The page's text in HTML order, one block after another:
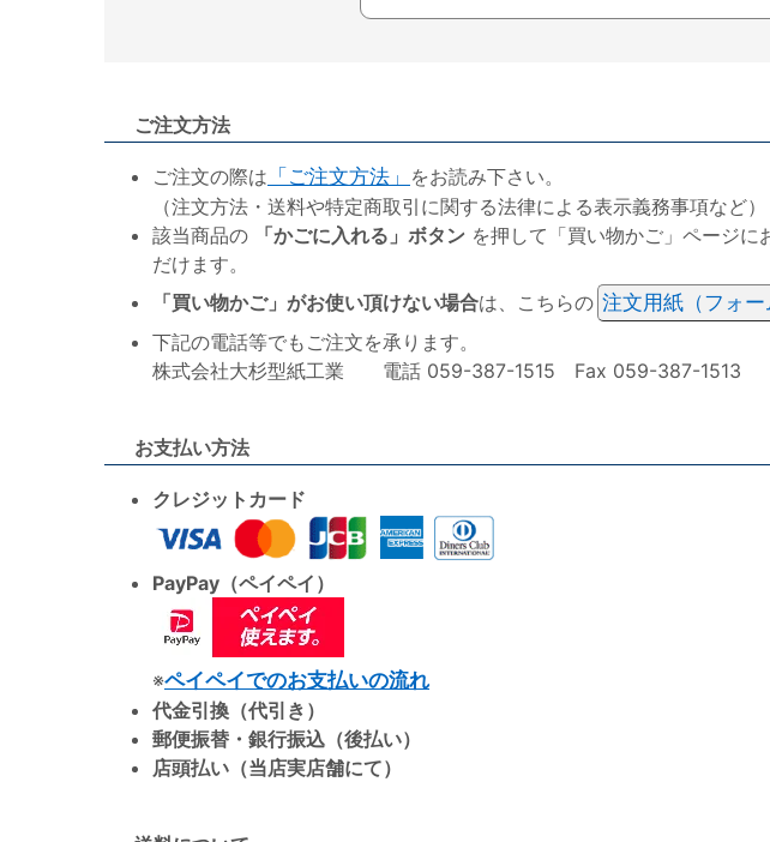
ご注文方法
ご注文の際は 「ご注文方法」 をお読み下さい。
（注文方法・送料や特定商取引に関する法律による表示義務事項など）
該当商品の
「かごに入れる」ボタン を押して「買い物かご」ページ
だけます。
「買い物かご」がお使い頂けない場合は、こちらの 注文用紙（フォー
下記の電話等でもご注文を承ります。
株式会社大杉型紙工業 電話 059-387-1515 Fax 059-387-1513
お支払い方法
クレジットカード
PayPay（ペイペイ）
※ペイペイでのお支払いの流れ
代金引換（代引き）
郵便振替・銀行振込（後払い）
店頭払い（当店実店舗にて）